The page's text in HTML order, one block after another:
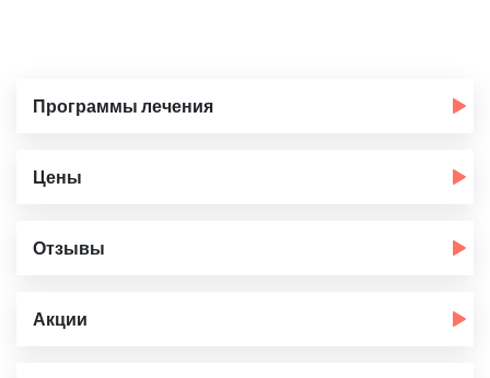
Программы лечения
Цены
Отзывы
Акции